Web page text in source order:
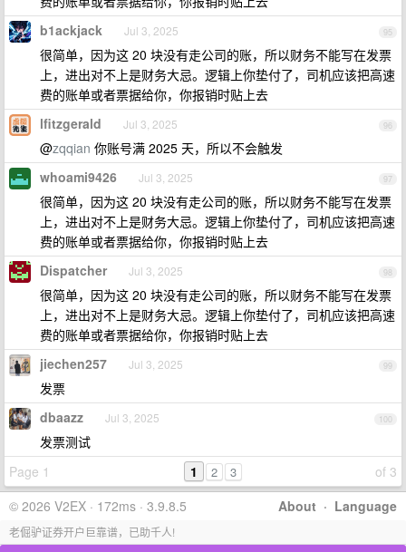
95
b1ackjack Jul 3, 2025
很简单，因为这 20 块没有走公司的账，所以财务不能写在发票
上，进出对不上是财务大忌。逻辑上你垫付了，司机应该把高速
费的账单或者票据给你，你报销时贴上去
96
lfitzgerald Jul 3, 2025
@zqqian 你账号满 2025 天，所以不会触发
97
whoami9426 Jul 3, 2025
很简单，因为这 20 块没有走公司的账，所以财务不能写在发票
上，进出对不上是财务大忌。逻辑上你垫付了，司机应该把高速
费的账单或者票据给你，你报销时贴上去
98
Dispatcher Jul 3, 2025
很简单，因为这 20 块没有走公司的账，所以财务不能写在发票
上，进出对不上是财务大忌。逻辑上你垫付了，司机应该把高速
费的账单或者票据给你，你报销时贴上去
99
jiechen257 Jul 3, 2025
发票
100
dbaazz Jul 3, 2025
发票测试
Page 1
of 3
1 2 3
About · Language
© 2026 V2EX · 172ms · 3.9.8.5
老倔驴证券开户巨靠谱，已助千人!